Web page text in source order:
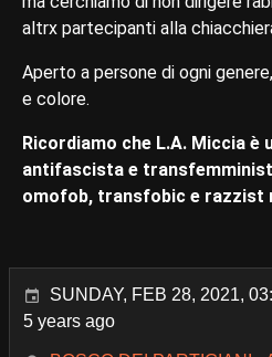
altrx partecipanti alla
Aperto a persone di ogni
e colore.
Ricordiamo che L.A. Miccia è
antifascista e
omofob, transfobic e razzist
SUNDAY, FEB 28, 2021,
5 years ago